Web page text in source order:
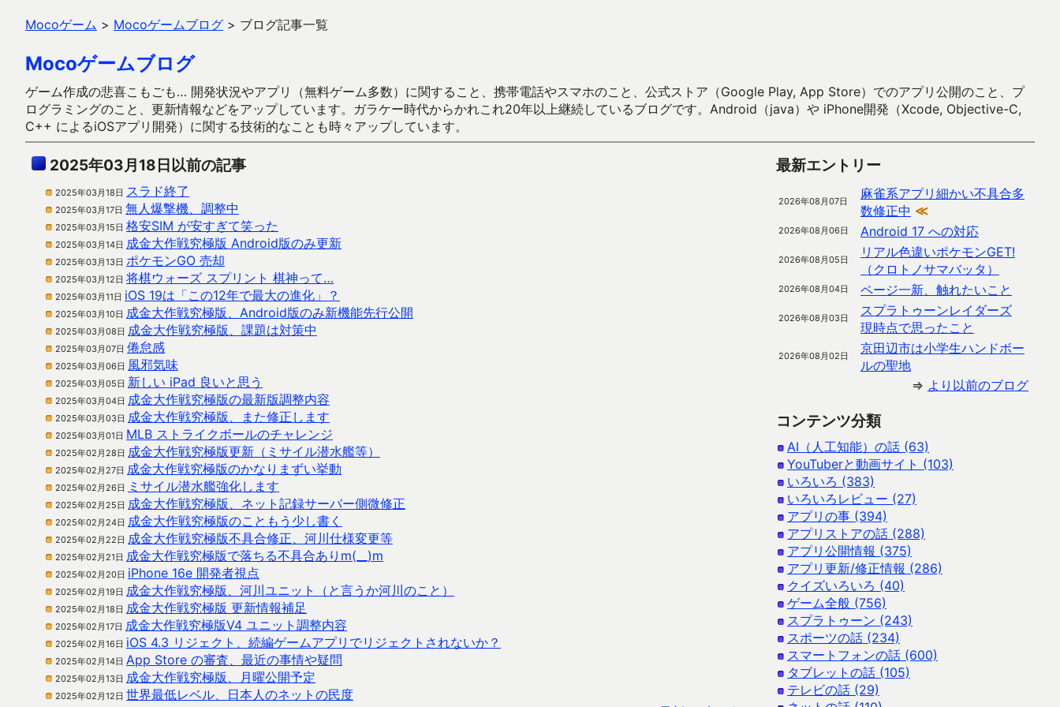
Mocoゲーム > Mocoゲームブログ > ブログ記事一覧
Mocoゲームブログ
ゲーム作成の悲喜こもごも… 開発状況やアプリ（無料ゲーム多数）に関すること、携帯電話やスマホのこと、公式ストア（Google Play, App Store）でのアプリ公開のこと、プ
ログラミングのこと、更新情報などをアップしています。ガラケー時代からかれこれ20年以上継続しているブログです。Android（java）や iPhone開発（Xcode, Objective-C,
C++ によるiOSアプリ開発）に関する技術的なことも時々アップしています。
2025年03月18日以前の記事
2025年03月18日 スラド終了
2025年03月17日 無人爆撃機、調整中
2025年03月15日 格安SIM が安すぎて笑った
2025年03月14日 成金大作戦究極版 Android版のみ更新
2025年03月13日 ポケモンGO 売却
2025年03月12日 将棋ウォーズ スプリント 棋神って…
2025年03月11日 iOS 19は「この12年で最大の進化」？
2025年03月10日 成金大作戦究極版、Android版のみ新機能先行公開
2025年03月08日 成金大作戦究極版、課題は対策中
2025年03月07日 倦怠感
2025年03月06日 風邪気味
2025年03月05日 新しい iPad 良いと思う
2025年03月04日 成金大作戦究極版の最新版調整内容
2025年03月03日 成金大作戦究極版、また修正します
2025年03月01日 MLB ストライクボールのチャレンジ
2025年02月28日 成金大作戦究極版更新（ミサイル潜水艦等）
2025年02月27日 成金大作戦究極版のかなりまずい挙動
2025年02月26日 ミサイル潜水艦強化します
2025年02月25日 成金大作戦究極版、ネット記録サーバー側微修正
2025年02月24日 成金大作戦究極版のこともう少し書く
2025年02月22日 成金大作戦究極版不具合修正、河川仕様変更等
2025年02月21日 成金大作戦究極版で落ちる不具合ありm(__)m
2025年02月20日 iPhone 16e 開発者視点
2025年02月19日 成金大作戦究極版、河川ユニット（と言うか河川のこと）
2025年02月18日 成金大作戦究極版 更新情報補足
2025年02月17日 成金大作戦究極版V4 ユニット調整内容
2025年02月16日 iOS 4.3 リジェクト、続編ゲームアプリでリジェクトされないか？
2025年02月14日 App Store の審査、最近の事情や疑問
2025年02月13日 成金大作戦究極版、月曜公開予定
2025年02月12日 世界最低レベル、日本人のネットの民度
最新エントリー
2026年08月07日
麻雀系アプリ細かい不具合多
数修正中 ≪
2026年08月06日 Android 17 への対応
2026年08月05日
リアル色違いポケモンGET!
（クロトノサマバッタ）
2026年08月04日 ページ一新、触れたいこと
2026年08月03日
スプラトゥーンレイダーズ
現時点で思ったこと
2026年08月02日
京田辺市は小学生ハンドボー
ルの聖地
⇒ より以前のブログ
コンテンツ分類
AI（人工知能）の話 (63)
YouTuberと動画サイト (103)
いろいろ (383)
いろいろレビュー (27)
アプリの事 (394)
アプリストアの話 (288)
アプリ公開情報 (375)
アプリ更新/修正情報 (286)
クイズいろいろ (40)
ゲーム全般 (756)
スプラトゥーン (243)
スポーツの話 (234)
スマートフォンの話 (600)
タブレットの話 (105)
テレビの話 (29)